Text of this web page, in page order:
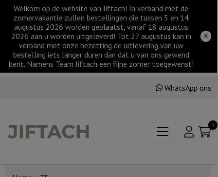
Welkom op de website van Jiftach! In verband met de
zomervakantie zullen bestellingen die tussen 5 en 14
augustus 2026 worden geplaatst, vanaf 18 augustus
2026 aan u worden uitgeleverd! Tot 27 augustus kan in
verband met onze bezetting de uitlevering van uw
bestelling iets langer duren dan dat u van ons gewend
bent. Namens Team Jiftach een fijne zomer toegewenst!
WhatsApp ons
0